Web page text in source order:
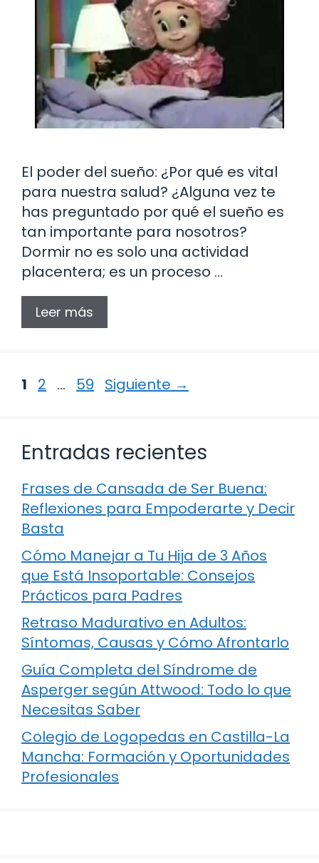
El poder del sueño: ¿Por qué es vital
para nuestra salud? ¿Alguna vez te
has preguntado por qué el sueño es
tan importante para nosotros?
Dormir no es solo una actividad
placentera; es un proceso …
Leer más
Página
1 Página
2 … Página
59 Siguiente →
Entradas recientes
Frases de Cansada de Ser Buena:
Reflexiones para Empoderarte y Decir
Basta
Cómo Manejar a Tu Hija de 3 Años
que Está Insoportable: Consejos
Prácticos para Padres
Retraso Madurativo en Adultos:
Síntomas, Causas y Cómo Afrontarlo
Guía Completa del Síndrome de
Asperger según Attwood: Todo lo que
Necesitas Saber
Colegio de Logopedas en Castilla-La
Mancha: Formación y Oportunidades
Profesionales